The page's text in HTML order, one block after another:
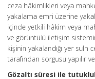
ceza hâkimlikleri veya
yakalama emri üzerine
içinde yetkili hâkim veya
ve görüntülü iletişim
kişinin yakalandığı yer sulh
tarafından sorgusu yapılır
Gözaltı süresi ile